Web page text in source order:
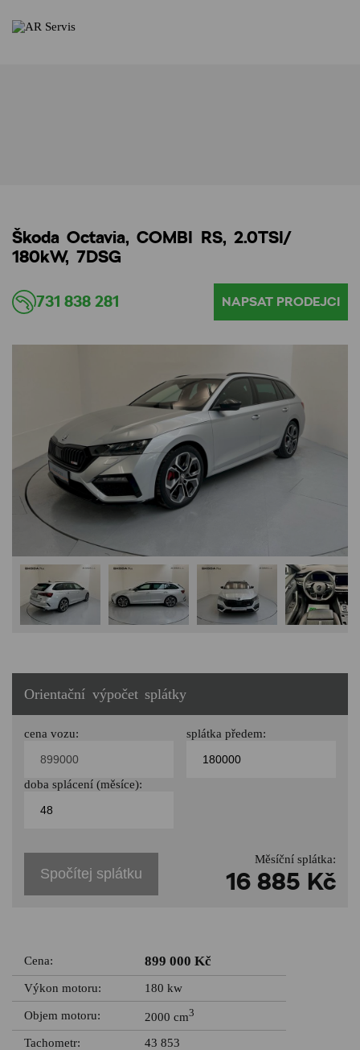
Škoda Octavia, COMBI RS, 2.0TSI/
180kW, 7DSG
731 838 281 NAPSAT PRODEJCI
Orientační výpočet splátky
cena vozu: splátka předem:
doba splácení (měsíce):
Spočítej splátku
Měsíční splátka:
16 885 Kč
Cena: 899 000 Kč
Výkon motoru: 180 kw
Objem motoru: 2000 cm3
Tachometr:
43 853